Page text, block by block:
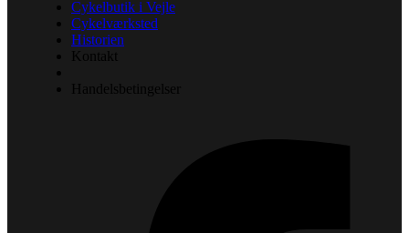
Cykelbutik i Vejle
Cykelværksted
Historien
Kontakt
Handelsbetingelser